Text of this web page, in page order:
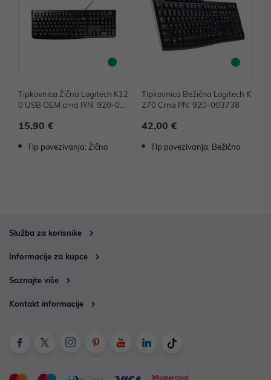
Tipkovnica Žična Logitech K12
0 USB OEM crna P/N: 920-002
15,90 €
Tip povezivanja: Žično
Tipkovnica Bežična Logitech K
270 Crna PN: 920-003738
42,00 €
Tip povezivanja: Bežično
Služba za korisnike
Informacije za kupce
Saznajte više
Kontakt informacije